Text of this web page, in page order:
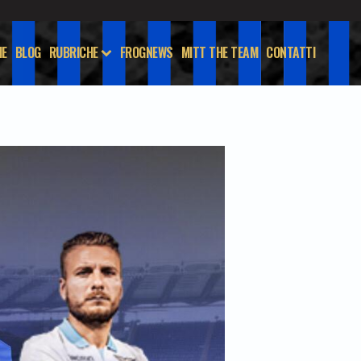
BLOG RUBRICHE FROGNEWS MITT THE TEAM CONTATTI